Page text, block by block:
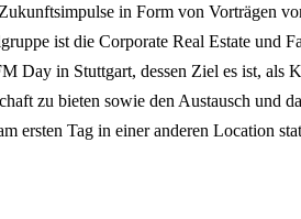
in Form von Vorträgen
ist die Corporate Real Estate und
Day in Stuttgart, dessen Ziel es ist,
zu bieten sowie den Austausch und
ersten Tag in einer anderen Location